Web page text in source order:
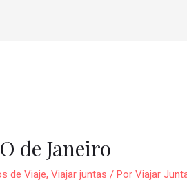
de Janeiro
de Viaje,Viajar juntas / PorViajar